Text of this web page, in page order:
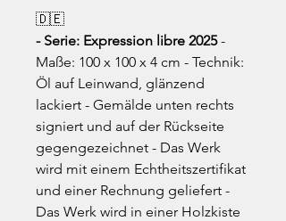
🇩🇪
- Serie: Expression libre 2025-
Maße: 100 x 100 x 4 cm - Technik:
Öl auf Leinwand, glänzend
lackiert - Gemälde unten rechts
signiert und auf der Rückseite
gegengezeichnet - Das Werk
wird mit einem Echtheitszertifikat
und einer Rechnung geliefert -
Das Werk wird in einer Holzkiste